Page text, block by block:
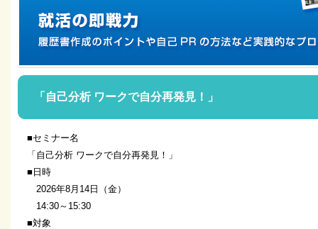
「自己分析 ワークで自分再発見！」
■セミナー名
「自己分析 ワークで自分再発見！」
■日時
2026年8月14日（金）
14:30～15:30
■対象